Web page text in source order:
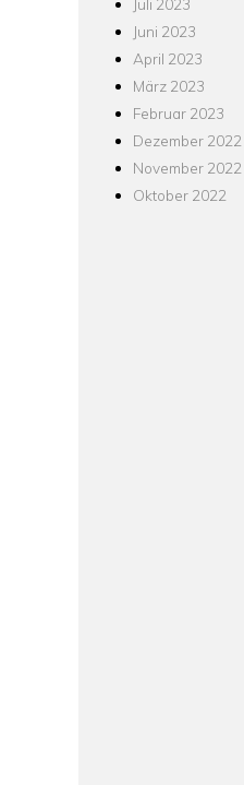
Juli 2023
Juni 2023
April 2023
März 2023
Februar 2023
Dezember 2022
November 2022
Oktober 2022